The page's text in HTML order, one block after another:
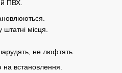
ПВХ.
штатні місця.
не люфтять.
на встановлення.